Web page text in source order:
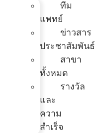
ทีม
แพทย์
ข่าวสาร
ประชาสัมพันธ์
สาขา
ทั้งหมด
รางวัล
และ
ความ
สำเร็จ